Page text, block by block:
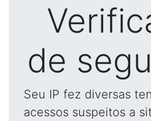
de
Seu IP fez diversas
acessos suspeitos a